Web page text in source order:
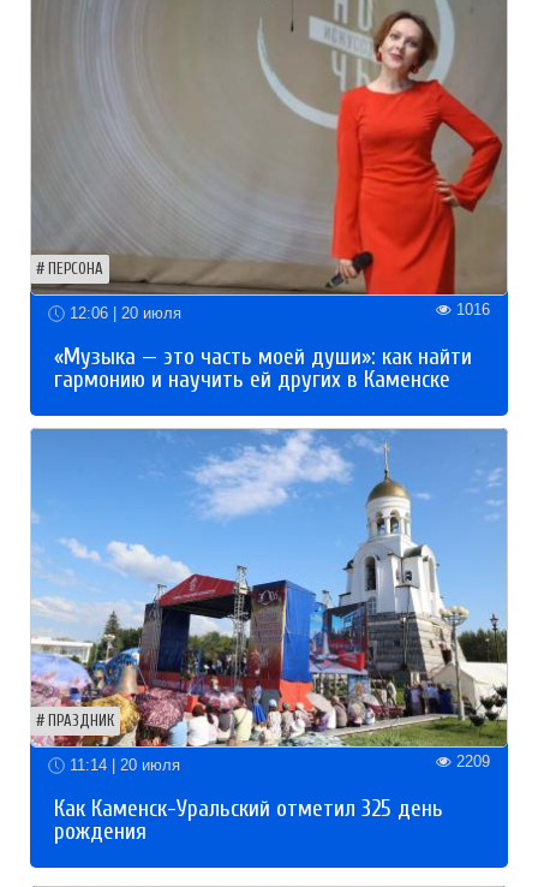
ПЕРСОНА
12:06 | 20 июля 1016
«Музыка — это часть моей души»: как найти
гармонию и научить ей других в Каменске
ПРАЗДНИК
11:14 | 20 июля 2209
Как Каменск-Уральский отметил 325 день
рождения